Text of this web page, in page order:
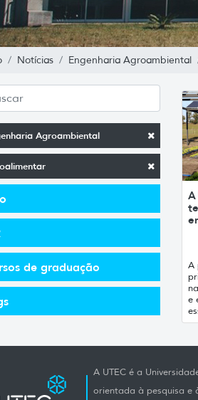
Notícias Engenharia Agroambiental
Agroambiental
de graduação
A
A
e
A UTEC é a
orientada à pesquisa e